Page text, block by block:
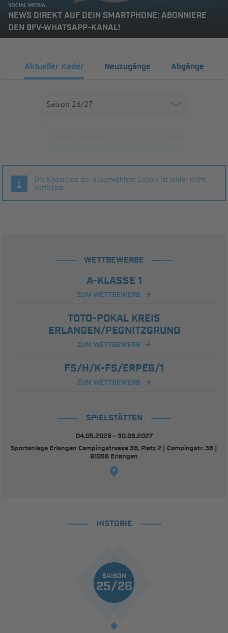
SOCIAL MEDIA
NEWS DIREKT AUF DEIN SMARTPHONE: ABONNIERE
DEN BFV-WHATSAPP-KANAL!
Aktueller Kader Neuzugänge Abgänge
Die Kaderliste der ausgewählten Saison ist leider nicht
verfügbar.
WETTBEWERBE
A-KLASSE 1
ZUM WETTBEWERB
TOTO-POKAL KREIS
ERLANGEN/PEGNITZGRUND
ZUM WETTBEWERB
FS/H/K-FS/ERPEG/1
ZUM WETTBEWERB
SPIELSTÄTTEN
04.05.2026 - 30.06.2027
Sportanlage Erlangen Campingstrasse 38, Platz 2 | Campingstr. 38 |
91056 Erlangen
HISTORIE
SAISON
25/26